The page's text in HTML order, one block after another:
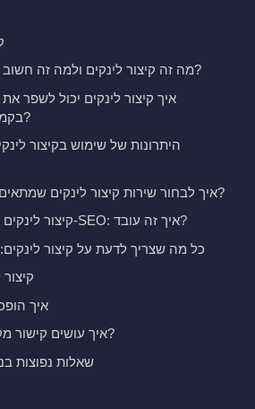
מה זה קיצור לינקים ולמה זה חשוב בעידן הדיגיטלי?
איך קיצור לינקים יכול לשפר
בקמפיינים שיווקיים?
היתרונות של שימוש בקיצור
איך לבחור שירות קיצור לינקים שמתאים לצרכים שלכם?
קיצור לינקים ואופטימיזציה ל-SEO: איך זה עובד?
כל מה שצריך לדעת על קיצור
איך
איך עושים קישור מקוצר לוואטסאפ?
שאלות נפוצות